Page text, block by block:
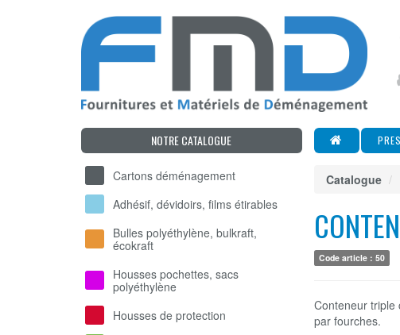
NOTRE CATALOGUE
Cartons déménagement
Adhésif, dévidoirs, films étirables
Bulles polyéthylène, bulkraft,
écokraft
Housses pochettes, sacs
polyéthylène
Housses de protection
Catalogue
Code article : 50
Conteneur triple
par fourches.